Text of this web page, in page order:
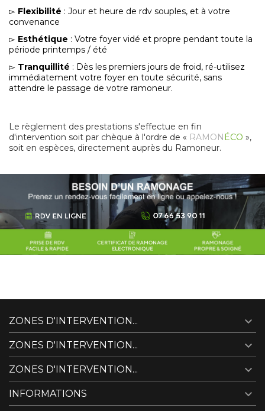
▻ Flexibilité : Jour et heure de rdv souples, et à votre
convenance
▻ Esthétique : Votre foyer vidé et propre pendant toute la
période printemps / été
▻ Tranquillité : Dès les premiers jours de froid, ré-utilisez
immédiatement votre foyer en toute sécurité, sans
attendre le passage de votre ramoneur.
Le règlement des prestations s'effectue en fin
d'intervention soit par chèque à l'ordre de « RAMON ÉCO »,
soit en espèces, directement auprès du Ramoneur.
ZONES D'INTERVENTION... 
ZONES D'INTERVENTION... 
ZONES D'INTERVENTION... 
INFORMATIONS 